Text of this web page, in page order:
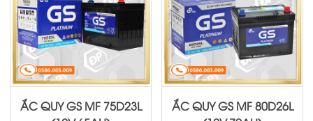
ẮC QUY GS MF 75D23L
ẮC QUY GS MF 80D26L